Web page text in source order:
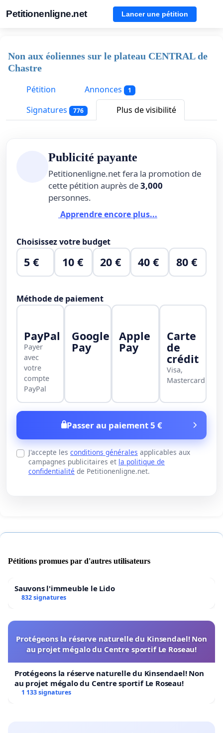
Petitionenligne.net Lancer une pétition
Non aux éoliennes sur le plateau CENTRAL de
Chastre
Pétition
Annonces 1
Signatures 776 Plus de visibilité
Publicité payante
Petitionenligne.net fera la promotion de
cette pétition auprès de3,000
personnes.
Apprendre encore plus...
Choisissez votre budget
5 € 10 € 20 € 40 € 80 €
Méthode de paiement
PayPal
Payer
avec
votre
compte
PayPal
Google
Pay
Apple
Pay
Carte
de
crédit
Visa,
Mastercard
Passer au paiement 5 €
J'accepte les conditions générales applicables aux
campagnes publicitaires et la politique de
confidentialité de Petitionenligne.net.
Pétitions promues par d'autres utilisateurs
Sauvons l'immeuble le Lido
832 signatures
Protégeons la réserve naturelle du Kinsendael! Non
au projet mégalo du Centre sportif Le Roseau!
Protégeons la réserve naturelle du Kinsendael! Non
au projet mégalo du Centre sportif Le Roseau!
1 133 signatures